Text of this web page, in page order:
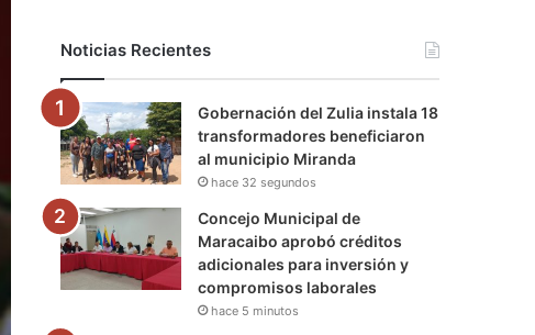
o
k
r
e
r
a
m
a
m
Noticias Recientes
Gobernación del Zulia instala 18
transformadores beneficiaron
al municipio Miranda
hace 32 segundos
Concejo Municipal de
Maracaibo aprobó créditos
adicionales para inversión y
compromisos laborales
hace 5 minutos